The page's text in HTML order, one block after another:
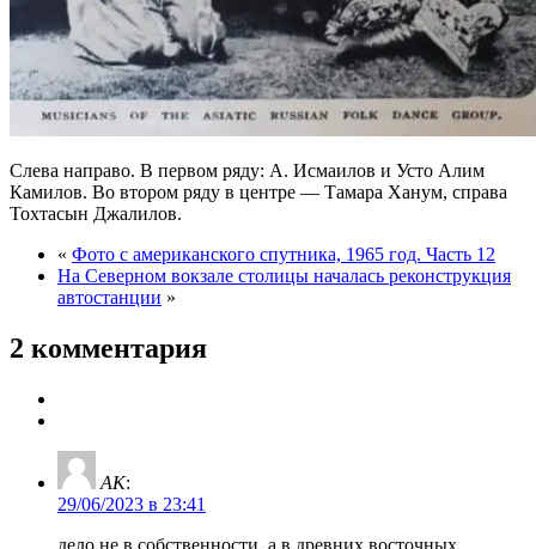
Слева направо. В первом ряду: А. Исмаилов и Усто Алим
Камилов. Во втором ряду в центре — Тамара Ханум, справа
Тохтасын Джалилов.
« Фото с американского спутника, 1965 год. Часть 12
На Северном вокзале столицы началась реконструкция
автостанции »
2 комментария
AK:
29/06/2023 в 23:41
дело не в собственности, а в древних восточных